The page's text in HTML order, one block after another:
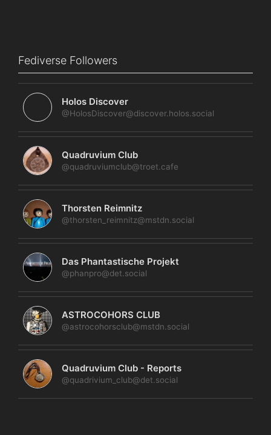
Fediverse Followers
Holos Discover
@HolosDiscover@discover.holos.social
Quadruvium Club
@quadruviumclub@troet.cafe
Thorsten Reimnitz
@thorsten_reimnitz@mstdn.social
Das Phantastische Projekt
@phanpro@det.social
ASTROCOHORS CLUB
@astrocohorsclub@mstdn.social
Quadruvium Club - Reports
@quadrivium_club@det.social